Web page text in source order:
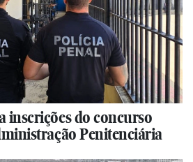
inscrições do concurso
Penitenciária